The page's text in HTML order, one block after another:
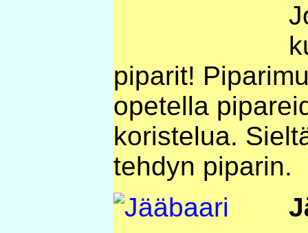
piparit!
opetella
koristelua.
tehdyn piparin.